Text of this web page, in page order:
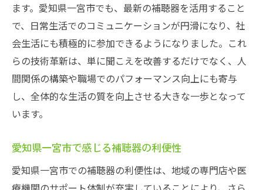
ます。愛知県一宮市でも、最新の補聴器を活用すること
で、日常生活でのコミュニケーションが円滑になり、社
会生活にも積極的に参加できるようになりました。これ
らの技術革新は、単に聞こえを改善するだけでなく、人
間関係の構築や職場でのパフォーマンス向上にも寄与
し、全体的な生活の質を向上させる大きな一歩となって
います。
愛知県一宮市で感じる補聴器の利便性
愛知県一宮市での補聴器の利便性は、地域の専門店や医